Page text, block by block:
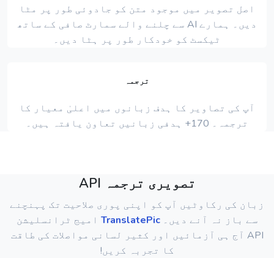
اصل تصویر میں موجود متن کو جادوئی طور پر مٹا
دیں۔ ہمارے AI سے چلنے والے سمارٹ صافی کے ساتھ
ٹیکسٹ کو خودکار طور پر ہٹا دیں۔
ترجمہ
آپ کی تصاویر کا ہدف زبانوں میں اعلیٰ معیار کا
ترجمہ۔ 170+ ہدفی زبانیں تعاون یافتہ ہیں۔
تصویری ترجمہ API
زبان کی رکاوٹیں آپ کو اپنی پوری صلاحیت تک پہنچنے
سے باز نہ آنے دیں۔TranslatePic امیج ٹرانسلیشن
API آج ہی آزمائیں اور کثیر لسانی مواصلات کی طاقت
کا تجربہ کریں!